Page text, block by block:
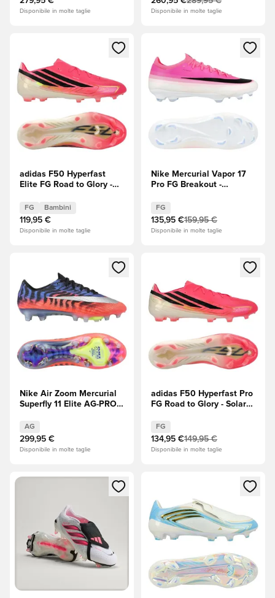
Disponibile in molte taglie Disponibile in molte taglie
Apre una finestra modale per accedere o registrarsi come
adidas F50 Hyperfast
Elite FG Road to Glory -
(Nero)/Oro metallizzato
Bambini
FG Bambini
119,95 €
Disponibile in molte taglie
Apre una finestra modale
Nike Mercurial Vapor 17
Pro FG Breakout -
FG
135,95 €159,95 €
Disponibile in molte taglie
Apre una finestra modale per accedere o registrarsi come
Nike Air Zoom Mercurial
Superfly 11 Elite AG-PRO
Blu/Rosso/Argento
metallizzato EDIZIONE
LIMITATA
AG
299,95 €
Disponibile in molte taglie
Apre una finestra modale
adidas F50 Hyperfast Pro
FG Road to Glory - Solar
(Nero)/Oro metallizzato
FG
134,95 €149,95 €
Disponibile in molte taglie
Apre una finestra modale per accedere o registrarsi come
Apre una finestra modale